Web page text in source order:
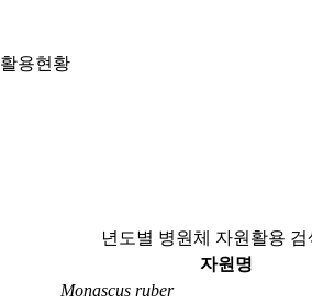
활용현황
년도별 병원체 자원활용
자원명
Monascus ruber